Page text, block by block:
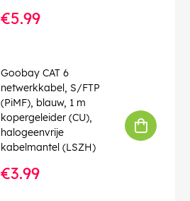
€5.99
Goobay CAT 6
netwerkkabel, S/FTP
(PiMF), blauw, 1 m
kopergeleider (CU),
halogeenvrije
kabelmantel (LSZH)
€3.99